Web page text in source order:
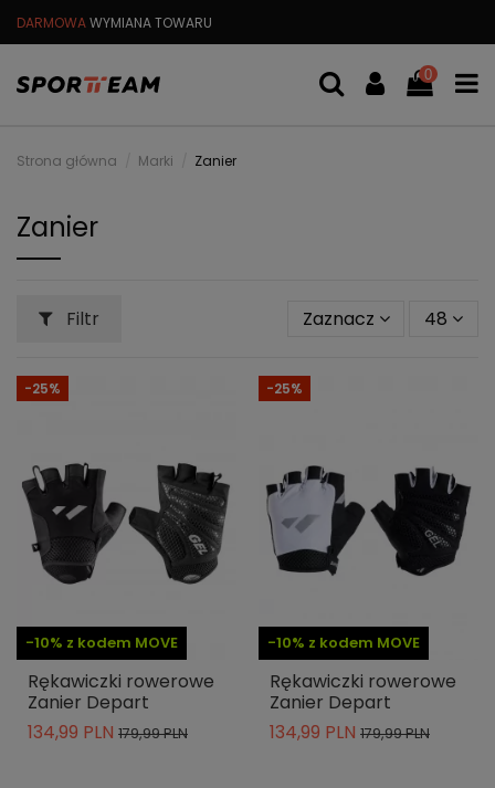
DARMOWAWYMIANA TOWARU
0
Strona główna Marki Zanier
Zanier
Filtr Zaznacz 48
-10% z kodem MOVE
-25%
Rękawiczki rowerowe
Zanier Depart
134,99 PLN 179,99 PLN
-10% z kodem MOVE
-25%
Rękawiczki rowerowe
Zanier Depart
134,99 PLN 179,99 PLN